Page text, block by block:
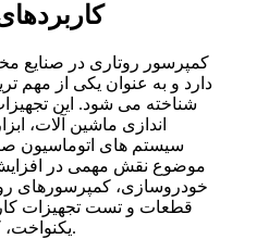
کمپرسور روتاری در صنایع
دارد و به عنوان یکی از مهم
شناخته می شود. این
اندازی ماشین آلات،
سیستم های اتوماسیون
موضوع نقش مهمی در
خودروسازی، کمپرسورهای
قطعات و تست تجهیزات
یکنواخت، کیفیت کار را بهبود می دهند.